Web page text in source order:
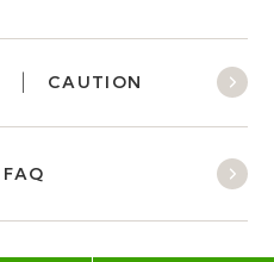
CAUTION
FAQ